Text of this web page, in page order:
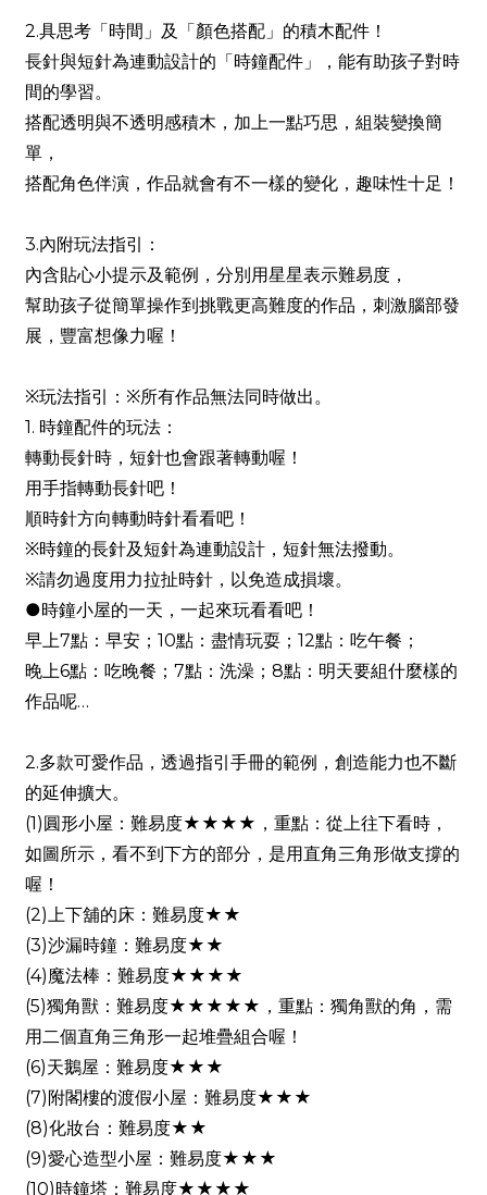
2.具思考「時間」及「顏色搭配」的積木配件！
長針與短針為連動設計的「時鐘配件」，能有助孩子對時
間的學習。
搭配透明與不透明感積木，加上一點巧思，組裝變換簡
單，
搭配角色伴演，作品就會有不一樣的變化，趣味性十足！
3.內附玩法指引：
內含貼心小提示及範例，分別用星星表示難易度，
幫助孩子從簡單操作到挑戰更高難度的作品，刺激腦部發
展，豐富想像力喔！
※玩法指引：※所有作品無法同時做出。
1. 時鐘配件的玩法：
轉動長針時，短針也會跟著轉動喔！
用手指轉動長針吧！
順時針方向轉動時針看看吧！
※時鐘的長針及短針為連動設計，短針無法撥動。
※請勿過度用力拉扯時針，以免造成損壞。
●時鐘小屋的一天，一起來玩看看吧！
早上7點：早安；10點：盡情玩耍；12點：吃午餐；
晚上6點：吃晚餐；7點：洗澡；8點：明天要組什麼樣的
作品呢…
2.多款可愛作品，透過指引手冊的範例，創造能力也不斷
的延伸擴大。
(1)圓形小屋：難易度★★★★，重點：從上往下看時，
如圖所示，看不到下方的部分，是用直角三角形做支撐的
喔！
(2)上下舖的床：難易度★★
(3)沙漏時鐘：難易度★★
(4)魔法棒：難易度★★★★
(5)獨角獸：難易度★★★★★，重點：獨角獸的角，需
用二個直角三角形一起堆疊組合喔！
(6)天鵝屋：難易度★★★
(7)附閣樓的渡假小屋：難易度★★★
(8)化妝台：難易度★★
(9)愛心造型小屋：難易度★★★
(10)時鐘塔：難易度★★★★